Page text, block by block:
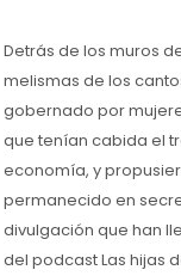
Detrás de los muros
melismas de los
gobernado por
que tenían cabida el
economía, y
permanecido en
divulgación que han
del podcast Las hijas